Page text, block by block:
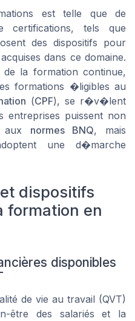
est telle que de
certifications, tels que
des dispositifs pour
dans ce domaine.
la formation continue,
formations �ligibles au
(CPF), se r�v�lent
puissent non
aux normes BNQ, mais
une d�marche
dispositifs
formation en
disponibles
de vie au travail (QVT)
être des salariés et la